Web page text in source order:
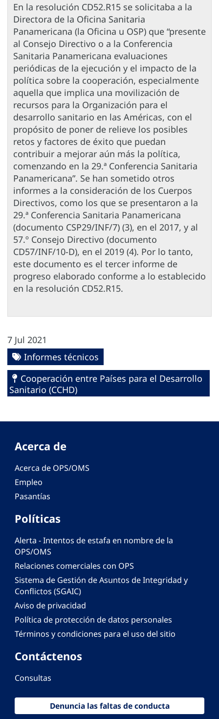
En la resolución CD52.R15 se solicitaba a la
Directora de la Oficina Sanitaria
Panamericana (la Oficina u OSP) que “presente
al Consejo Directivo o a la Conferencia
Sanitaria Panamericana evaluaciones
periódicas de la ejecución y el impacto de la
política sobre la cooperación, especialmente
aquella que implica una movilización de
recursos para la Organización para el
desarrollo sanitario en las Américas, con el
propósito de poner de relieve los posibles
retos y factores de éxito que puedan
contribuir a mejorar aún más la política,
comenzando en la 29.ª Conferencia Sanitaria
Panamericana”. Se han sometido otros
informes a la consideración de los Cuerpos
Directivos, como los que se presentaron a la
29.ª Conferencia Sanitaria Panamericana
(documento CSP29/INF/7) (3), en el 2017, y al
57.º Consejo Directivo (documento
CD57/INF/10-D), en el 2019 (4). Por lo tanto,
este documento es el tercer informe de
progreso elaborado conforme a lo establecido
en la resolución CD52.R15.
7 Jul 2021
Informes técnicos
Cooperación entre Países para el Desarrollo
Sanitario (CCHD)
Acerca de
Acerca de OPS/OMS
Empleo
Pasantías
Políticas
Alerta - Intentos de estafa en nombre de la
OPS/OMS
Relaciones comerciales con OPS
Sistema de Gestión de Asuntos de Integridad y
Conflictos (SGAIC)
Aviso de privacidad
Política de protección de datos personales
Términos y condiciones para el uso del sitio
Contáctenos
Consultas
Denuncia las faltas de conducta